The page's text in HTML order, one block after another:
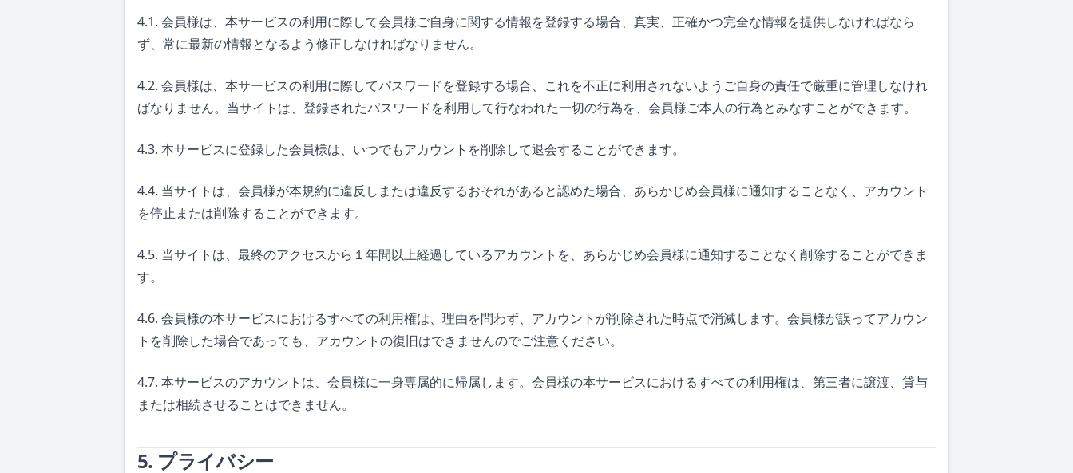
4.1. 会員様は、本サービスの利用に際して会員様ご自身に関する情報を登録する場合、真実、正確かつ完全な情報を提供しなければなら
ず、常に最新の情報となるよう修正しなければなりません。
4.2. 会員様は、本サービスの利用に際してパスワードを登録する場合、これを不正に利用されないようご自身の責任で厳重に管理しなけれ
ばなりません。当サイトは、登録されたパスワードを利用して行なわれた一切の行為を、会員様ご本人の行為とみなすことができます。
4.3. 本サービスに登録した会員様は、いつでもアカウントを削除して退会することができます。
4.4. 当サイトは、会員様が本規約に違反しまたは違反するおそれがあると認めた場合、あらかじめ会員様に通知することなく、アカウント
を停止または削除することができます。
4.5. 当サイトは、最終のアクセスから１年間以上経過しているアカウントを、あらかじめ会員様に通知することなく削除することができま
す。
4.6. 会員様の本サービスにおけるすべての利用権は、理由を問わず、アカウントが削除された時点で消滅します。会員様が誤ってアカウン
トを削除した場合であっても、アカウントの復旧はできませんのでご注意ください。
4.7. 本サービスのアカウントは、会員様に一身専属的に帰属します。会員様の本サービスにおけるすべての利用権は、第三者に譲渡、貸与
または相続させることはできません。
5. プライバシー